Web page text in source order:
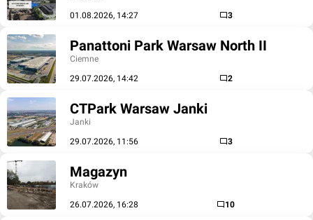
01.08.2026, 14:27
3
Panattoni Park Warsaw North II
Ciemne
29.07.2026, 14:42
2
CTPark Warsaw Janki
Janki
29.07.2026, 11:56
3
Magazyn
Kraków
26.07.2026, 16:28
10